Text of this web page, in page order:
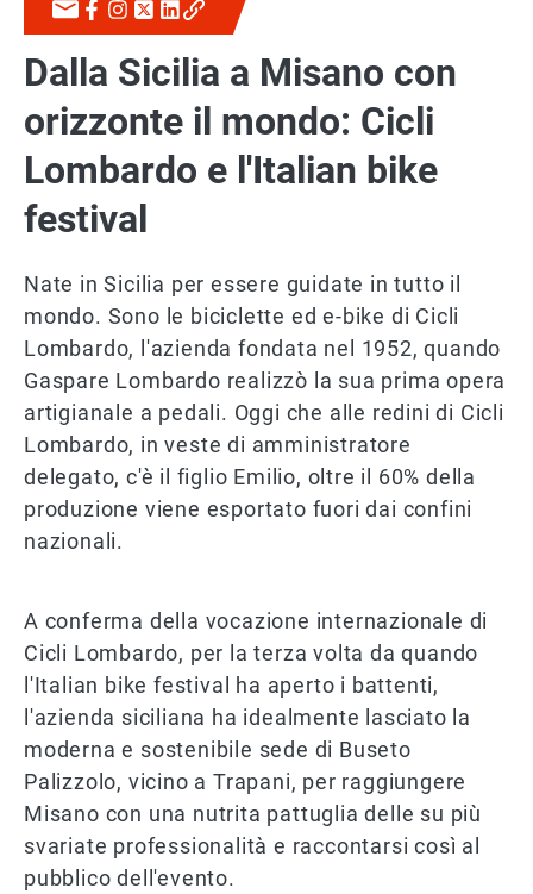
Dalla Sicilia a Misano con
orizzonte il mondo: Cicli
Lombardo e l'Italian bike
festival
Nate in Sicilia per essere guidate in tutto il
mondo. Sono le biciclette ed e-bike di Cicli
Lombardo, l'azienda fondata nel 1952, quando
Gaspare Lombardo realizzò la sua prima opera
artigianale a pedali. Oggi che alle redini di Cicli
Lombardo, in veste di amministratore
delegato, c'è il figlio Emilio, oltre il 60% della
produzione viene esportato fuori dai confini
nazionali.
A conferma della vocazione internazionale di
Cicli Lombardo, per la terza volta da quando
l'Italian bike festival ha aperto i battenti,
l'azienda siciliana ha idealmente lasciato la
moderna e sostenibile sede di Buseto
Palizzolo, vicino a Trapani, per raggiungere
Misano con una nutrita pattuglia delle su più
svariate professionalità e raccontarsi così al
pubblico dell'evento.